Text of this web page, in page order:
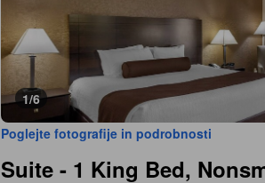
1/6
Poglejte fotografije in podrobnosti
Suite - 1 King Bed,